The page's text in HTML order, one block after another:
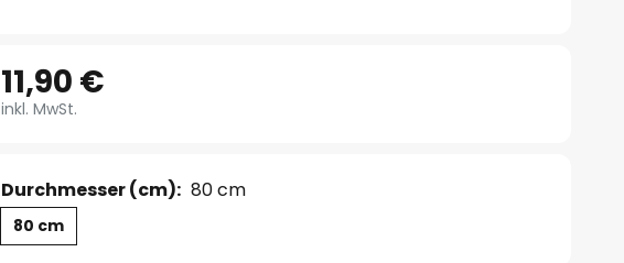
11,90 €
inkl. MwSt.
Durchmesser (cm): 80 cm
80 cm